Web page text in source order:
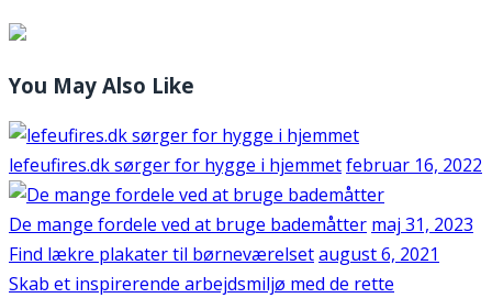
You May Also Like
lefeufires.dk sørger for hygge i hjemmetfebruar 16, 2022
De mange fordele ved at bruge bademåtter maj 31, 2023
Find lækre plakater til børneværelsetaugust 6, 2021
Skab et inspirerende arbejdsmiljø med de rette